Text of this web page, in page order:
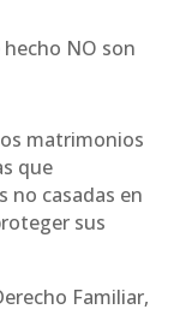
NO son
matrimonios
que
no casadas en
sus
Familiar,